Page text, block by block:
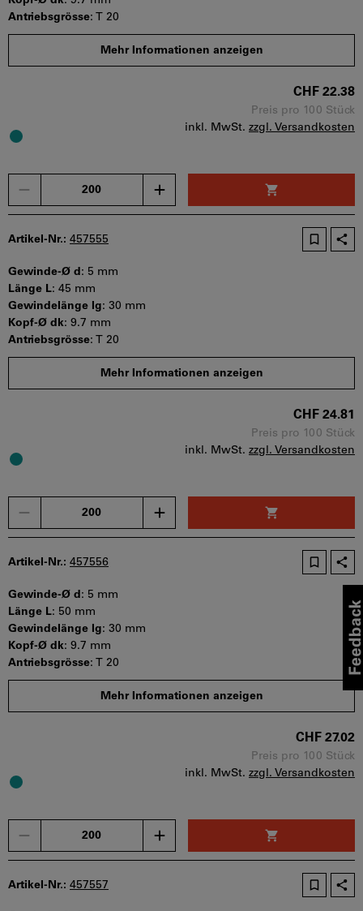
Antriebsgrösse: T 20
Mindestbestellmenge: 200 Stück
Mehr Informationen anzeigen
CHF 22.38
Preis pro 100 Stück
inkl. MwSt. zzgl. Versandkosten
Artikel-Nr.: 457555
Gewinde-Ø d: 5 mm
Länge L: 45 mm
Gewindelänge lg: 30 mm
Kopf-Ø dk: 9.7 mm
Antriebsgrösse: T 20
Mindestbestellmenge: 200 Stück
Mehr Informationen anzeigen
CHF 24.81
Preis pro 100 Stück
inkl. MwSt. zzgl. Versandkosten
Artikel-Nr.: 457556
Gewinde-Ø d: 5 mm
Länge L: 50 mm
Gewindelänge lg: 30 mm
Kopf-Ø dk: 9.7 mm
Antriebsgrösse: T 20
Mindestbestellmenge: 200 Stück
Mehr Informationen anzeigen
CHF 27.02
Preis pro 100 Stück
inkl. MwSt. zzgl. Versandkosten
Artikel-Nr.: 457557